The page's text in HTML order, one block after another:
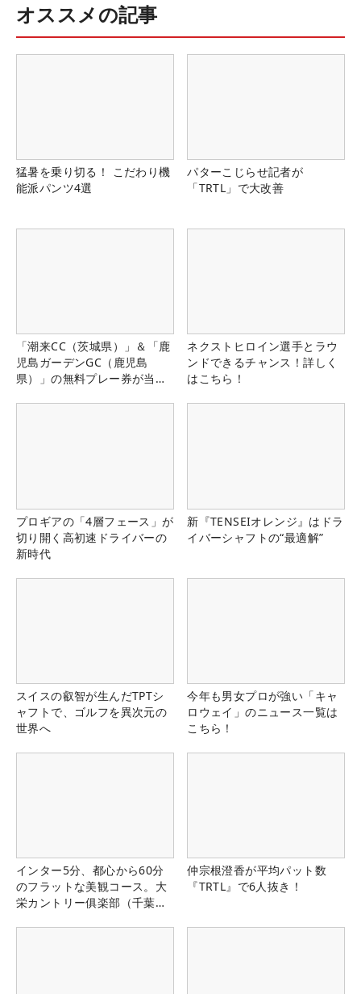
オススメの記事
猛暑を乗り切る！ こだわり機
能派パンツ4選
パターこじらせ記者が
「TRTL」で大改善
「潮来CC（茨城県）」＆「鹿
児島ガーデンGC（鹿児島
県）」の無料プレー券が当た
ネクストヒロイン選手とラウ
ンドできるチャンス！詳しく
はこちら！
プロギアの「4層フェース」が
切り開く高初速ドライバーの
新時代
新『TENSEIオレンジ』はドラ
イバーシャフトの“最適解”
スイスの叡智が生んだTPTシ
ャフトで、ゴルフを異次元の
世界へ
今年も男女プロが強い「キャ
ロウェイ」のニュース一覧は
こちら！
インター5分、都心から60分
のフラットな美観コース。大
栄カントリー俱楽部（千葉
仲宗根澄香が平均パット数
『TRTL』で6人抜き！